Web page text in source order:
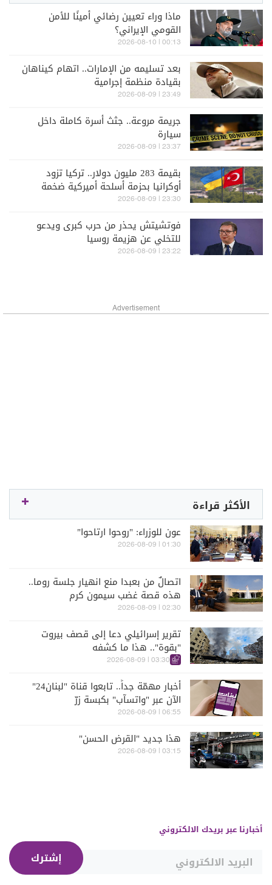
ماذا وراء تعيين رضائي أمينًا للأمن
القومي الإيراني؟
00:13 | 2026-08-10
بعد تسليمه من الإمارات.. اتهام كيناهان
بقيادة منظمة إجرامية
23:49 | 2026-08-09
جريمة مروعة.. جثث أسرة كاملة داخل
سيارة
23:37 | 2026-08-09
بقيمة 283 مليون دولار.. تركيا تزود
أوكرانيا بحزمة أسلحة أميركية ضخمة
23:30 | 2026-08-09
فوتشيتش يحذر من حرب كبرى ويدعو
للتخلي عن هزيمة روسيا
23:22 | 2026-08-09
Advertisement
الأكثر قراءة
عون للوزراء: "روحوا ارتاحوا"
01:30 | 2026-08-09
اتصالٌ من بعبدا منع انهيار جلسة روما..
هذه قصة غضب سيمون كرم
02:30 | 2026-08-09
تقرير إسرائيلي دعا إلى قصف بيروت
"بقوة".. هذا ما كشفه
03:30 | 2026-08-09
أخبار مهمّة جداً.. تابعوا قناة "لبنان24"
الآن عبر "واتسآب" بكبسة زرّ
06:55 | 2026-08-09
هذا جديد "القرض الحسن"
03:15 | 2026-08-09
أخبارنا عبر بريدك الالكتروني
إشترك